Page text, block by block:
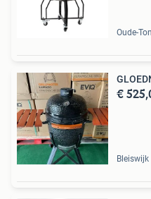
Oude-
€
Bleiswijk